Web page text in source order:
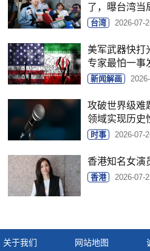
了，曝台湾当
台湾 2026-07-
美军武器快打
专家最怕一事
新闻解画
攻破世界级难
领域实现历史
时事 2026-07-
香港知名女演
香港 2026-07-
关于我们 网站地图